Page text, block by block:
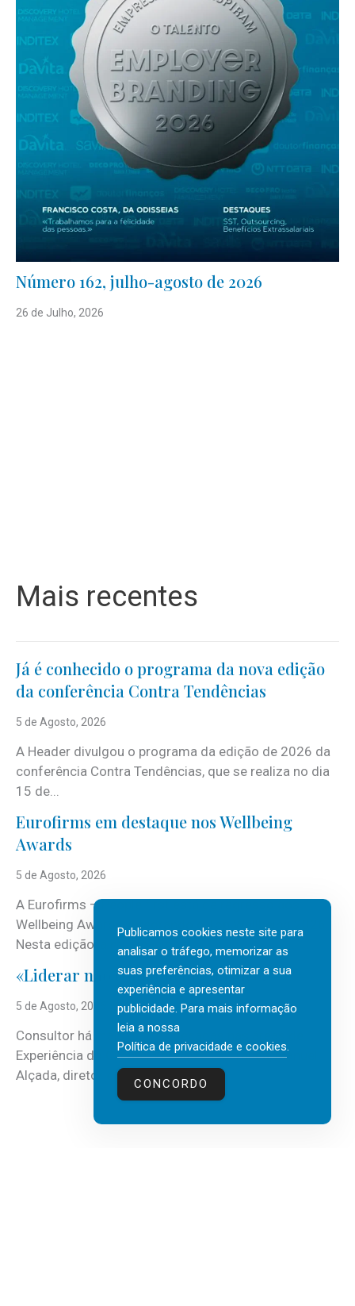
Número 162, julho-agosto de 2026
26 de Julho, 2026
Mais recentes
Já é conhecido o programa da nova edição
da conferência Contra Tendências
5 de Agosto, 2026
A Header divulgou o programa da edição de 2026 da
conferência Contra Tendências, que se realiza no dia
15 de...
Eurofirms em destaque nos Wellbeing
Awards
5 de Agosto, 2026
A Eurofirms – People first está de regresso aos
Wellbeing Awards, integrando o Top Wellbeing 2026.
Nesta edição, a multinacional...
«Liderar não é um talento místico.»
5 de Agosto, 2026
Consultor há mais de três décadas nas áreas de
Experiência do Cliente, Vendas e Liderança, Manuel
Alçada, diretor executivo da...
Publicamos cookies neste site para
analisar o tráfego, memorizar as
suas preferências, otimizar a sua
experiência e apresentar
publicidade. Para mais informação
leia a nossa
Política de privacidade e cookies.
CONCORDO